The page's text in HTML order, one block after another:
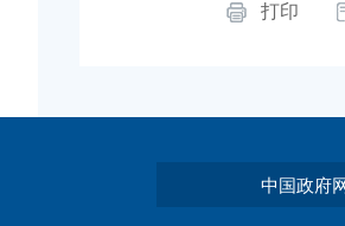
打印
中国政府